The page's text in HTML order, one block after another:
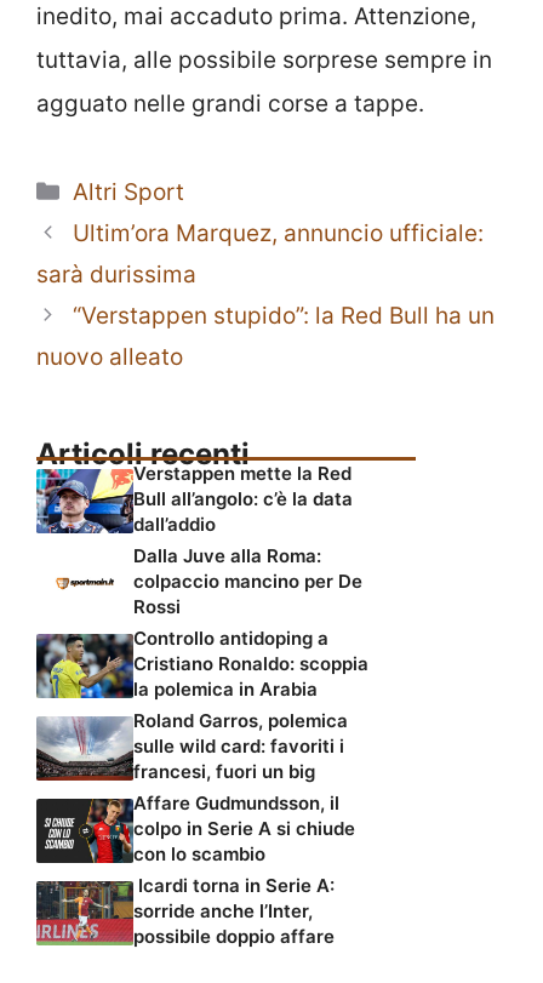
inedito, mai accaduto prima. Attenzione,
tuttavia, alle possibile sorprese sempre in
agguato nelle grandi corse a tappe.
Categorie
Altri Sport
Ultim’ora Marquez, annuncio ufficiale:
sarà durissima
“Verstappen stupido”: la Red Bull ha un
nuovo alleato
Articoli recenti
Verstappen mette la Red
Bull all’angolo: c’è la data
dall’addio
Dalla Juve alla Roma:
colpaccio mancino per De
Rossi
Controllo antidoping a
Cristiano Ronaldo: scoppia
la polemica in Arabia
Roland Garros, polemica
sulle wild card: favoriti i
francesi, fuori un big
Affare Gudmundsson, il
colpo in Serie A si chiude
con lo scambio
Icardi torna in Serie A:
sorride anche l’Inter,
possibile doppio affare